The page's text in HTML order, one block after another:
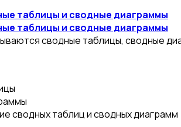
таблицы и сводные диаграммы
таблицы и сводные диаграммы
сводные таблицы, сводные
сводных таблиц и сводных диаграмм